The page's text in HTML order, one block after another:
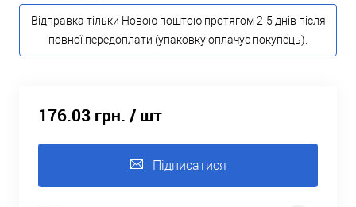
Відправка тільки Новою поштою протягом 2-5 днів після
повної передоплати (упаковку оплачує покупець).
176.03 грн. / шт
Підписатися